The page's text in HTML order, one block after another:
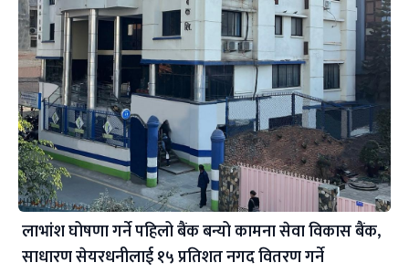
लाभांश घोषणा गर्ने पहिलो बैंक बन्यो कामना सेवा विकास बैंक,
साधारण सेयरधनीलाई १५ प्रतिशत नगद वितरण गर्ने